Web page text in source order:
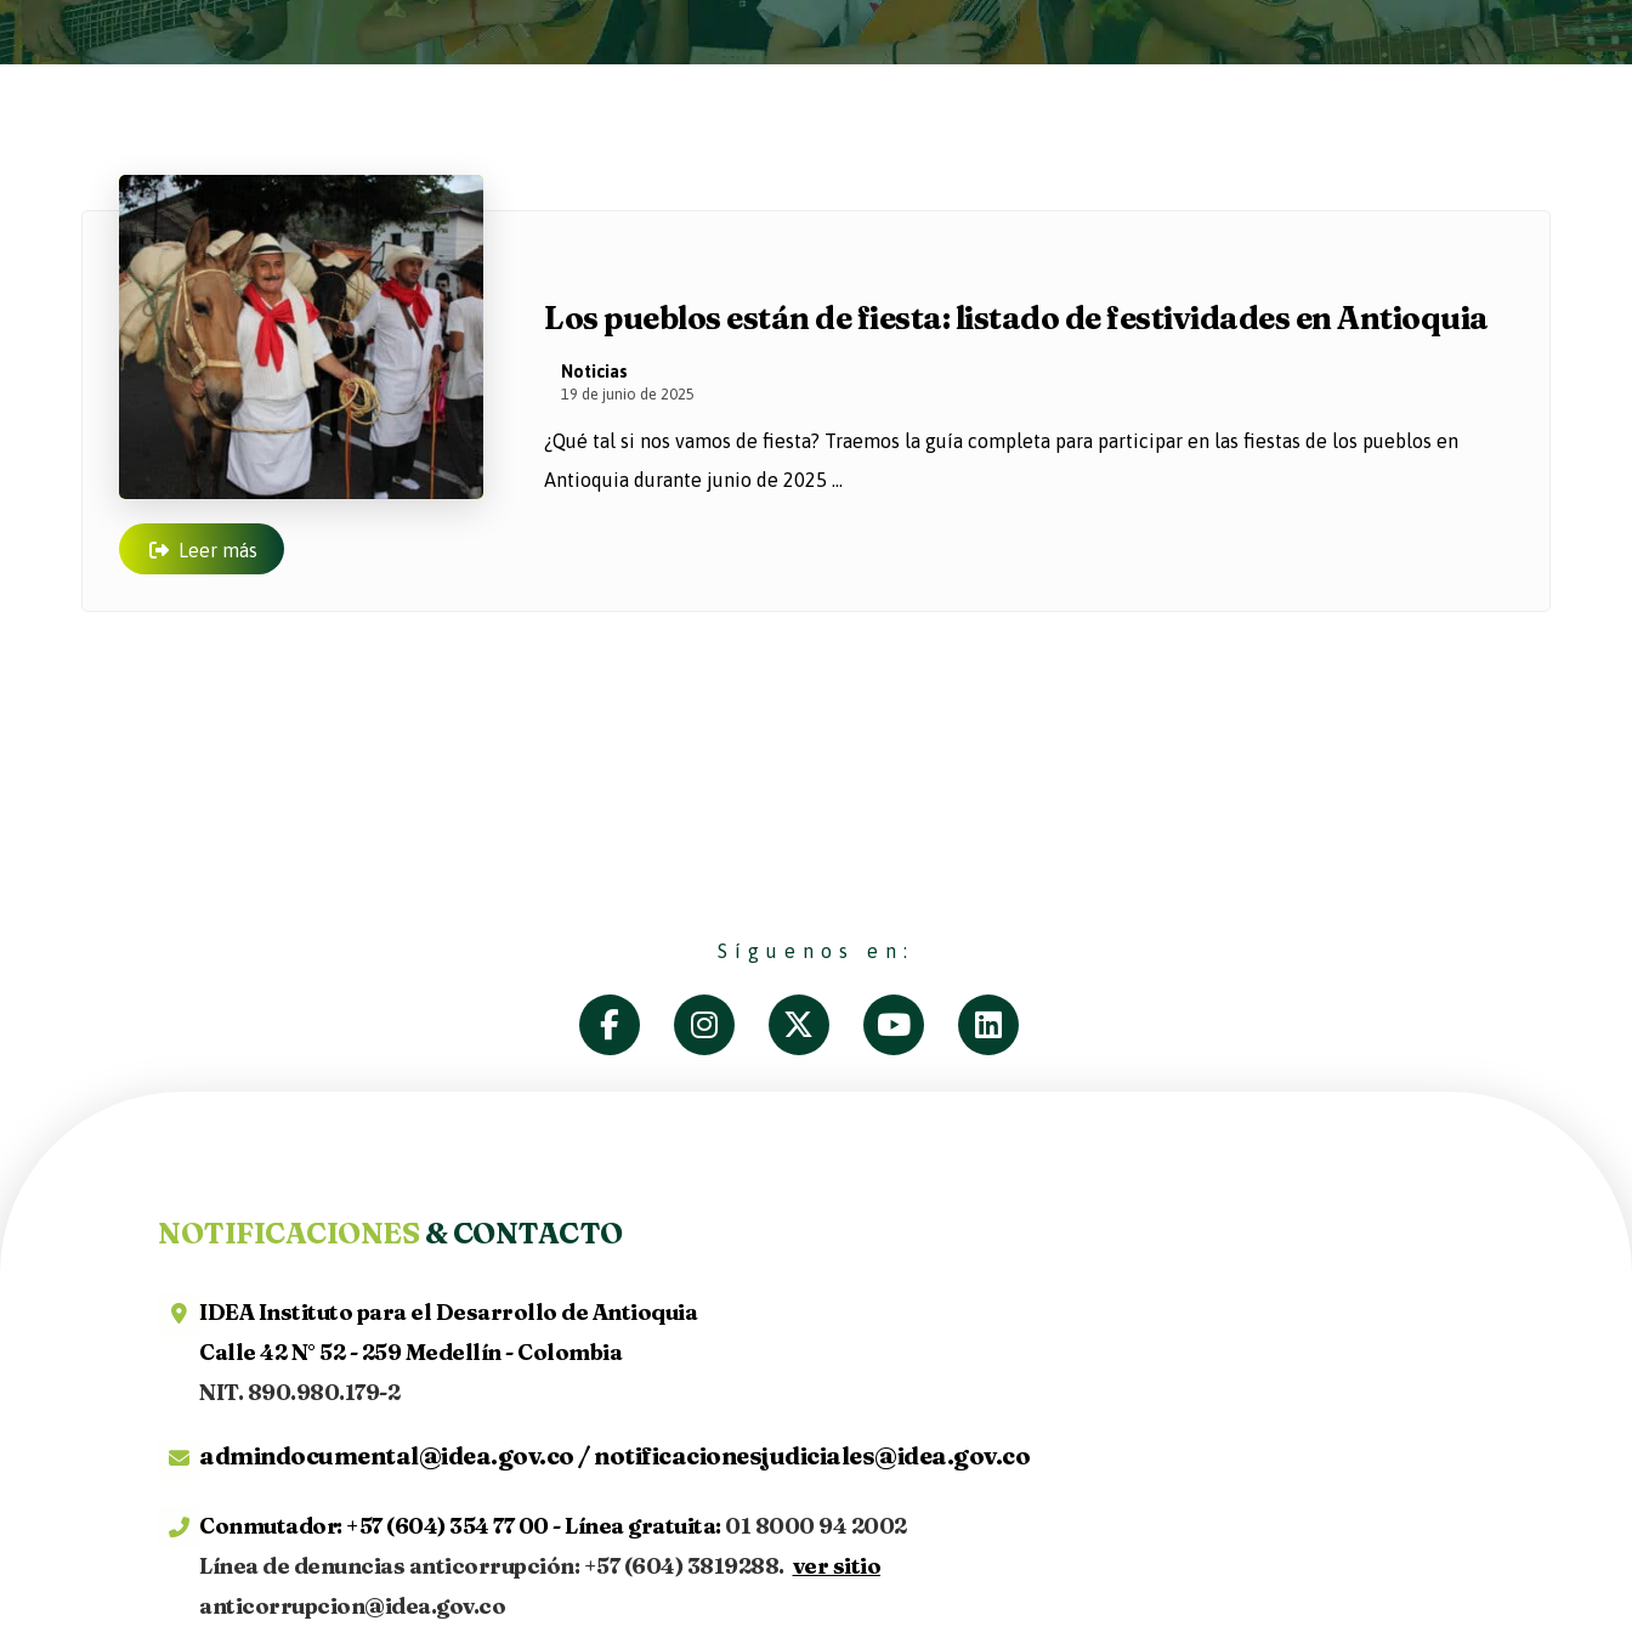
Los pueblos están de fiesta: listado de festividades en Antioquia
Noticias
19 de junio de 2025
¿Qué tal si nos vamos de fiesta? Traemos la guía completa para participar en las fiestas de los pueblos en
Antioquia durante junio de 2025 ...
Leer más
Síguenos en:
NOTIFICACIONES & CONTACTO
IDEA Instituto para el Desarrollo de Antioquia
Calle 42 N° 52 - 259 Medellín - Colombia
NIT. 890.980.179-2
admindocumental@idea.gov.co /notificacionesjudiciales@idea.gov.co
Conmutador: +57 (604) 354 77 00 -Línea gratuita: 01 8000 94 2002
Línea de denuncias anticorrupción: +57 (604) 3819288. ver sitio
anticorrupcion@idea.gov.co